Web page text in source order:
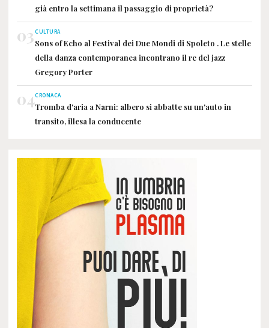
già entro la settimana il passaggio di proprietà?
03CULTURA
Sons of Echo al Festival dei Due Mondi di Spoleto . Le stelle
della danza contemporanea incontrano il re del jazz
Gregory Porter
04CRONACA
Tromba d'aria a Narni: albero si abbatte su un'auto in
transito, illesa la conducente